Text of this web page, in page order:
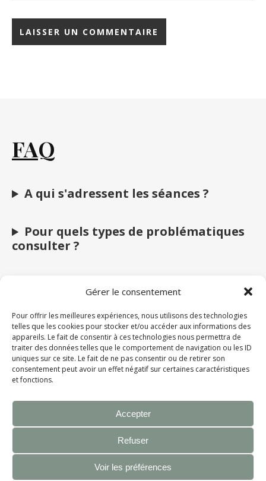
Gérer le consentement
Pour offrir les meilleures expériences, nous utilisons des technologies
telles que les cookies pour stocker et/ou accéder aux informations des
appareils. Le fait de consentir à ces technologies nous permettra de
traiter des données telles que le comportement de navigation ou les ID
uniques sur ce site. Le fait de ne pas consentir ou de retirer son
consentement peut avoir un effet négatif sur certaines caractéristiques
et fonctions.
Accepter
Refuser
Voir les préférences
FAQ
A qui s'adressent les séances ?
Pour quels types de problématiques
consulter ?
naturopathie et la kinésiologie ?
Combien de séances sont nécessaires
?
médical ?